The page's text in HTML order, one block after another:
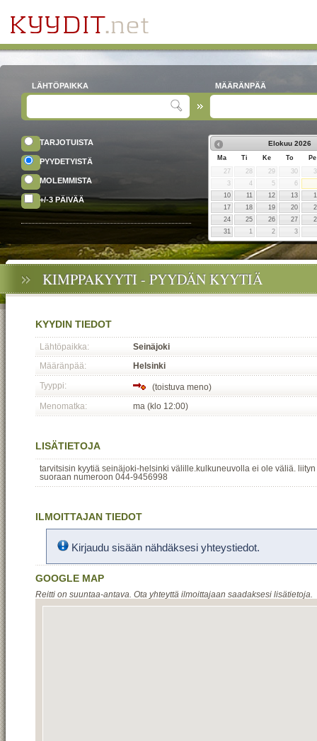
LÄHTÖPAIKKA MÄÄRÄNPÄÄ
TARJOTUISTA
PYYDETYISTÄ
MOLEMMISTA
+/-3 PÄIVÄÄ
Elokuu 2026
Ma Ti Ke To
Pe
27
28 29 30
3
4 5
6
10
11 12 13
17
18 19 20
24
25 26 27
31
1 2 3
KIMPPAKYYTI - PYYDÄN KYYTIÄ
KYYDIN TIEDOT
Lähtöpaikka:
Seinäjoki
Määränpää:
Helsinki
Tyyppi:
(toistuva meno)
Menomatka:
ma (klo 12:00)
LISÄTIETOJA
tarvitsisin kyytiä seinäjoki-helsinki välille.kulkuneuvolla ei ole väliä.
suoraan numeroon 044-9456998
ILMOITTAJAN TIEDOT
Kirjaudu sisään nähdäksesi yhteystiedot.
GOOGLE MAP
Reitti on suuntaa-antava. Ota yhteyttä ilmoittajaan saadaksesi lisätietoja.